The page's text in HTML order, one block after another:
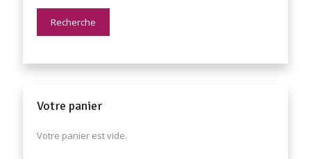
Recherche
Votre panier
Votre panier est vide.